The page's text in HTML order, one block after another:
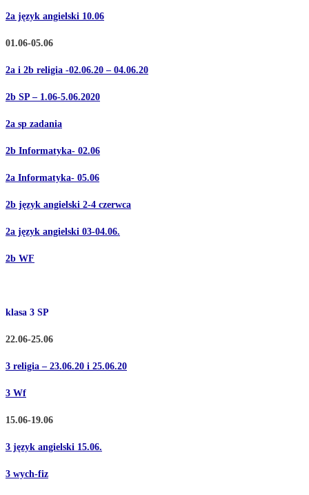
2a język angielski 10.06
01.06-05.06
2a i 2b religia -02.06.20 – 04.06.20
2b SP – 1.06-5.06.2020
2a sp zadania
2b Informatyka- 02.06
2a Informatyka- 05.06
2b język angielski 2-4 czerwca
2a język angielski 03-04.06.
2b WF
klasa 3 SP
22.06-25.06
3 religia – 23.06.20 i 25.06.20
3 Wf
15.06-19.06
3 język angielski 15.06.
3 wych-fiz